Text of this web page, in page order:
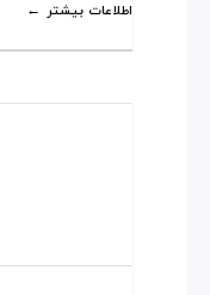
اطلاعات بیشتر